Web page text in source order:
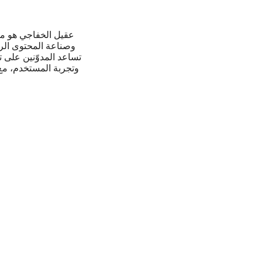
عقيل الخفاجي هو
وصناعة المحتوى
تساعد المدوّنين على
وتجربة المستخدم،